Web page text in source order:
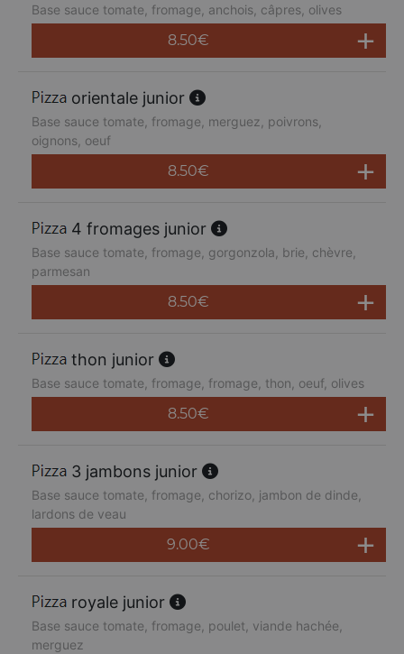
Base sauce tomate, fromage, anchois, câpres, olives
8.50€
orientale junior
Base sauce tomate, fromage, merguez, poivrons,
oignons, oeuf
8.50€
4 fromages junior
Base sauce tomate, fromage, gorgonzola, brie, chèvre,
parmesan
8.50€
thon junior
Base sauce tomate, fromage, fromage, thon, oeuf, olives
8.50€
3 jambons junior
Base sauce tomate, fromage, chorizo, jambon de dinde,
lardons de veau
9.00€
royale junior
Base sauce tomate, fromage, poulet, viande hachée,
merguez